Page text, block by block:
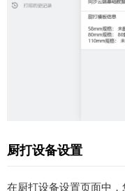
厨打设备设置
在厨打设备设置页面中